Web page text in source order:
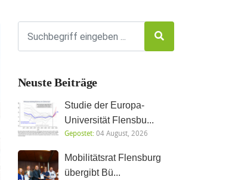
Neuste Beiträge
Studie der Europa-
Universität Flensbu...
Gepostet:04 August, 2026
Mobilitätsrat Flensburg
übergibt Bü...